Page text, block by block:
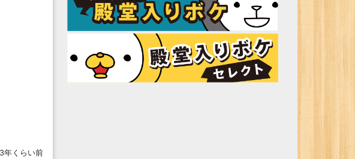
3年くらい前